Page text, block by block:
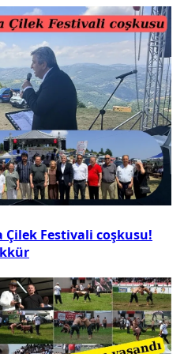
Çilek Festivali coşkusu!